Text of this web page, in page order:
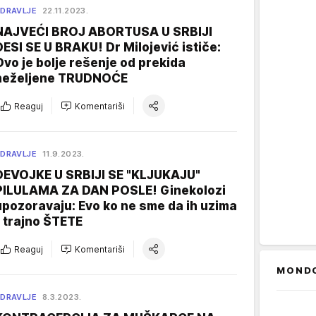
22.11.2023.
BROJ ABORTUSA U SRBIJI
SE U BRAKU! Dr Milojević ističe:
je bolje rešenje od prekida
TRUDNOĆE
Reaguj Komentariši
11.9.2023.
U SRBIJI SE "KLJUKAJU"
ZA DAN POSLE! Ginekolozi
Evo ko ne sme da ih uzima
trajno ŠTETE
Reaguj Komentariši
8.3.2023.